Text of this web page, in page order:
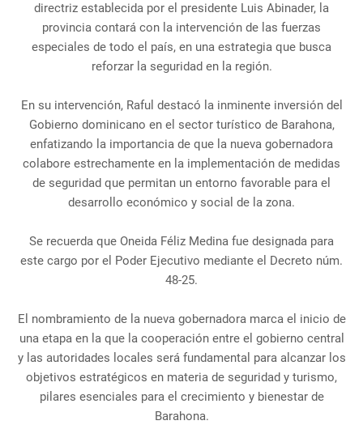
directriz establecida por el presidente Luis Abinader, la
provincia contará con la intervención de las fuerzas
especiales de todo el país, en una estrategia que busca
reforzar la seguridad en la región.
En su intervención, Raful destacó la inminente inversión del
Gobierno dominicano en el sector turístico de Barahona,
enfatizando la importancia de que la nueva gobernadora
colabore estrechamente en la implementación de medidas
de seguridad que permitan un entorno favorable para el
desarrollo económico y social de la zona.
Se recuerda que Oneida Féliz Medina fue designada para
este cargo por el Poder Ejecutivo mediante el Decreto núm.
48-25.
El nombramiento de la nueva gobernadora marca el inicio de
una etapa en la que la cooperación entre el gobierno central
y las autoridades locales será fundamental para alcanzar los
objetivos estratégicos en materia de seguridad y turismo,
pilares esenciales para el crecimiento y bienestar de
Barahona.